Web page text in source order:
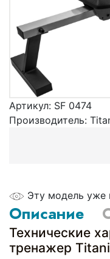
Артикул: SF 0474
Производитель:
Эту модель уже
Описание
Технические
тренажер